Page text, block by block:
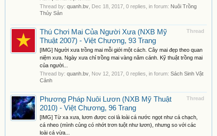
Thread by: quanh.bv Dec 18, 2017 , 0 replies, in forum: Nuôi Trồng
Thủy Sản
Thread
Thú Chơi Mai Của Người Xưa (NXB Mỹ
Thuật 2007) - Việt Chương, 93 Trang
[IMG] Người xưa trồng mai mỗi giới một cách. Cây mai đẹp theo quan
niệm xưa. Ngày xưa chỉ trồng mai vàng năm cánh. Kỹ thuật trồng mai
của người...
Thread by: quanh.bv Nov 12, 2017 , 0 replies, in forum: Sách Sinh Vật
Cảnh
Thread
Phương Pháp Nuôi Lươn (NXB Mỹ Thuật
2010) - Việt Chương, 96 Trang
[IMG] Từ xa xưa, lươn được coi là loài cá nước ngọt như cá chạch,
cá nheo (mình củng có nhớt trơn tuột như lươn), nhưng so với các
loài cá vừa...